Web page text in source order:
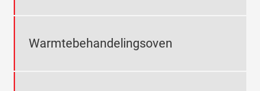
Warmtebehandelingsoven